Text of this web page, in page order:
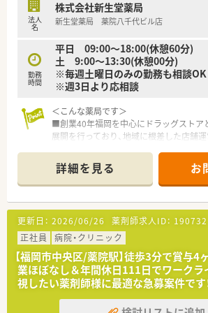
が働きやすい環境作りに取り組んでいます
■出産・育児休暇の取得率が高く、常時30
■正社員の就業時間は、週40時間の月単
時間になりがちな医療業界で「全社員残業
目指しております。
■九州ではめずらしい完全週休2日制の薬
点で、「従業員満足がお客様満足につなが
であり、長年従業員から愛される秘訣です
ハートクロス休暇(長期有給消化制度)や育
く、長く働くことが出来る職場環境です。
＜充実の研修制度＞
■必須研修やアドバンス研修、マネジメ
レベルに応じた研修の受講が可能です。
ーション、漢方やがん専門薬剤師など、
けた研修内容を取り揃えています。
■実務経験が無い方やブランクがある方
グラムがあるので安心してスキルアップ
■社員教育に関しては、基本研修から興
マ別研修があり、その他年次や役職に合
ます。
■がん専門薬剤師は、九州がんセンター
法人
名
株式会社新生堂薬局
新生堂薬局 薬院八千代ビル店
勤務
時間
平日 09:00～18:00(休憩60分)
土 9:00～13:30(休憩00分)
※毎週土曜日のみの勤務も相談OK
※週3日より応相談
＜こんな薬局です＞
■創業40年福岡を中心にドラッグストア
展開を行っており、地域に根差した店舗運
ーツイベントの協賛や実施を通じて地域
んでおります。
■調剤ロボット等、最新の調剤機器を導
率化することで薬剤師の対人業務を強化
■ドラッグ部門と調剤部門は分かれてお
を身に着けながらもしっかりと分業ができ
＜ワークライフ・バランスを推進＞
■社員の健康増進に取り組み、残業時間
時間/月！ホワイト500にも認定されていま
■産育休からの復帰率97.2％と女性も長
業です。
詳細を見る お
更新日： 2026/06/26 薬剤師求人ID： 190732
正社員
病院・クリニック
【福岡市中央区/薬院駅】徒歩3分で賞与4
業ほぼなし＆年間休日111日でワークラ
視したい薬剤師様に最適な急募案件です